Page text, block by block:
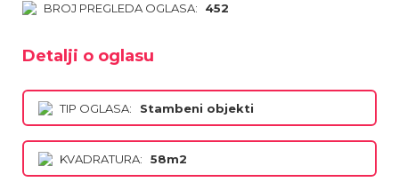
Detalji o oglasu
TIP OGLASA: Stambeni objekti
KVADRATURA: 58m2
BROJ PREGLEDA OGLASA:
452